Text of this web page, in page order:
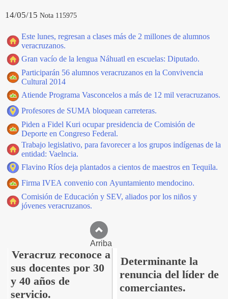
14/05/15 Nota 115975
Este lunes, regresan a clases más de 2 millones de alumnos
veracruzanos.
Gran vacío de la lengua Náhuatl en escuelas: Diputado.
Participarán 56 alumnos veracruzanos en la Convivencia
Cultural 2014
Atiende Programa Vasconcelos a más de 12 mil veracruzanos.
Profesores de SUMA bloquean carreteras.
Piden a Fidel Kuri ocupar presidencia de Comisión de
Deporte en Congreso Federal.
Trabajo legislativo, para favorecer a los grupos indígenas de la
entidad: Vaelncia.
Flavino Ríos deja plantados a cientos de maestros en Tequila.
Firma IVEA convenio con Ayuntamiento mendocino.
Comisión de Educación y SEV, aliados por los niños y
jóvenes veracruzanos.
Arriba
Veracruz reconoce a
sus docentes por 30
y 40 años de
servicio.
Determinante la
renuncia del líder de
comerciantes.